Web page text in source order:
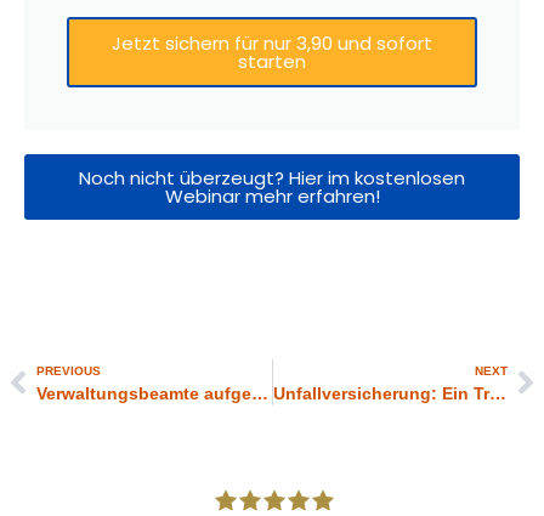
Jetzt sichern für nur 3,90 und sofort
starten
Noch nicht überzeugt? Hier im kostenlosen
Webinar mehr erfahren!
PREVIOUS
Verwaltungsbeamte aufgepasst: Dein Weg zur perfekten PKV – Schluss mit dem Online-Wirrwarr und Testsieger-Mythen!
NEXT
Unfallversicherung: Ein Treppensturz, eine Versicherung, die funktioniert